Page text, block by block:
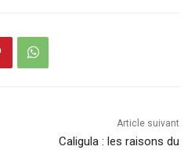
Article suivant
Caligula : les raisons du